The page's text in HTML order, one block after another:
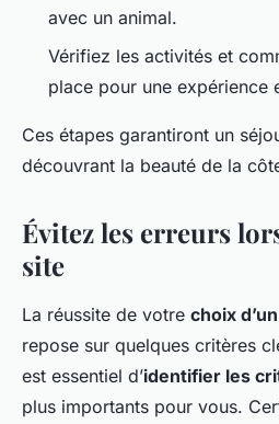
avec un animal.
Vérifiez les activités et
place pour une expérience
Ces étapes garantiront un
découvrant la beauté de la
Évitez les erreurs
site
La réussite de votre choix
repose sur quelques critères
est essentiel d’identifier les
plus importants pour vous.